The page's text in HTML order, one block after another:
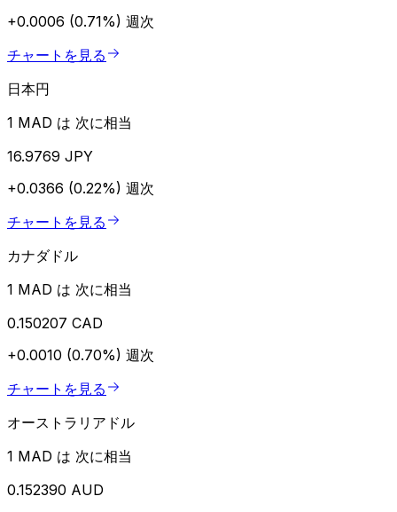
+0.0006 (0.71%) 週次
チャートを見る
日本円
1 MAD は 次に相当
16.9769 JPY
+0.0366 (0.22%) 週次
チャートを見る
カナダドル
1 MAD は 次に相当
0.150207 CAD
+0.0010 (0.70%) 週次
チャートを見る
オーストラリアドル
1 MAD は 次に相当
0.152390 AUD